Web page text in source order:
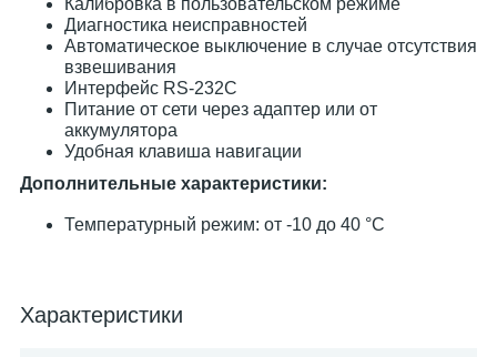
Калибровка в пользовательском режиме
Диагностика неисправностей
Автоматическое выключение в случае отсутствия
взвешивания
Интерфейс RS-232C
Питание от сети через адаптер или от
аккумулятора
Удобная клавиша навигации
Дополнительные характеристики:
Температурный режим: от -10 до 40 °С
Характеристики